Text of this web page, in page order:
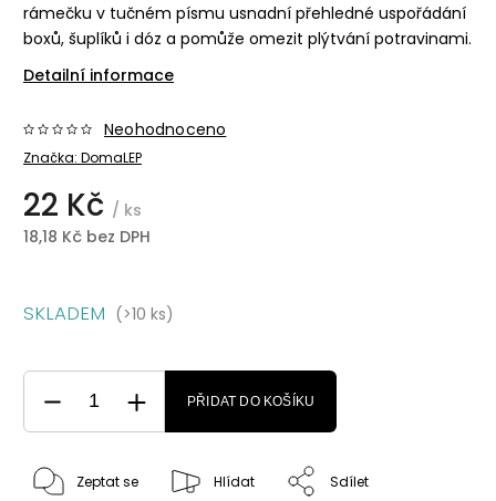
rámečku v tučném písmu usnadní přehledné uspořádání
boxů, šuplíků i dóz a pomůže omezit plýtvání potravinami.
Detailní informace
Značka: DomaLEP
Neohodnoceno
22 Kč / ks
18,18 Kč bez DPH
SKLADEM (>10 ks)
PŘIDAT DO KOŠÍKU
Zeptat se Hlídat Sdílet